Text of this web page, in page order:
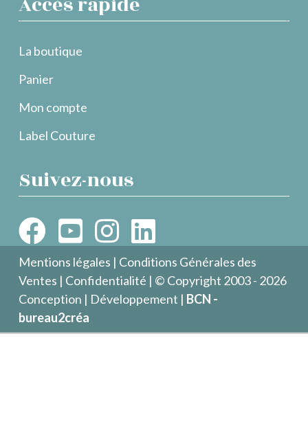
La boutique
Panier
Mon compte
Label Couture
Suivez-nous
Mentions légales | Conditions Générales des
Ventes | Confidentialité | © Copyright 2003 - 2026
Conception | Développement | BCN -
bureau2créa